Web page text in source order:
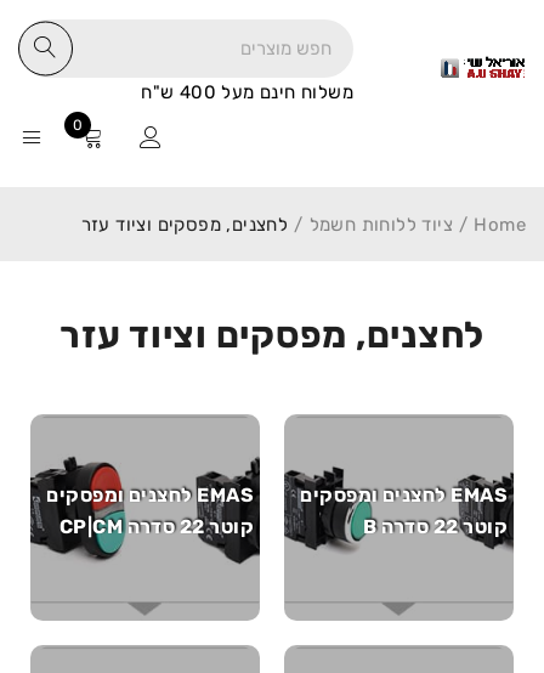
משלוח חינם מעל 400 ש"ח
0
לחצנים, מפסקים וציוד עזר
Home
/ ציוד ללוחות חשמל / לחצנים, מפסקים וציוד עזר
EMAS לחצנים ומפסקים
קוטר 22 סדרה B
EMAS לחצנים ומפסקים
קוטר 22 סדרה CP|CM